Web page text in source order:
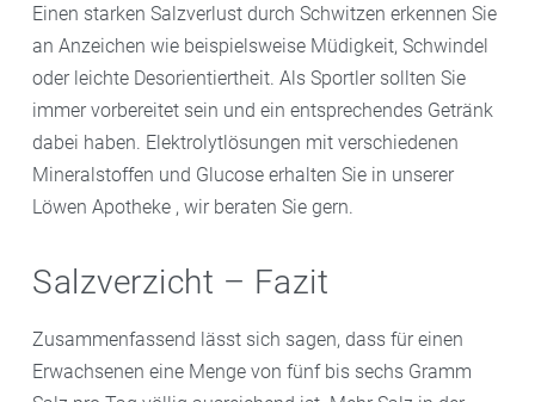
Einen starken Salzverlust durch Schwitzen erkennen Sie
an Anzeichen wie beispielsweise Müdigkeit, Schwindel
oder leichte Desorientiertheit. Als Sportler sollten Sie
immer vorbereitet sein und ein entsprechendes Getränk
dabei haben. Elektrolytlösungen mit verschiedenen
Mineralstoffen und Glucose erhalten Sie in unserer
Löwen Apotheke , wir beraten Sie gern.
Salzverzicht – Fazit
Zusammenfassend lässt sich sagen, dass für einen
Erwachsenen eine Menge von fünf bis sechs Gramm